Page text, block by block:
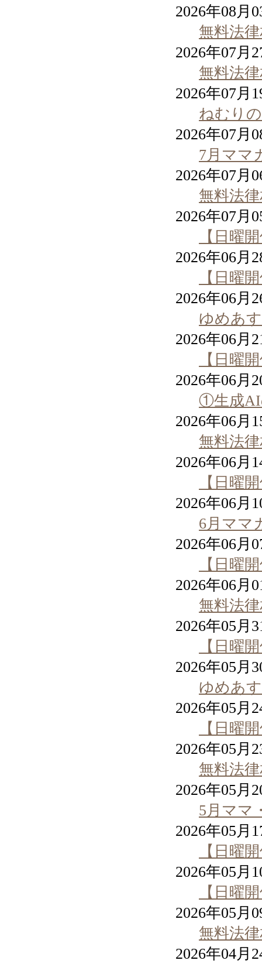
2026年08月
無料法
2026年07月
無料法
2026年07月
ねむり
2026年07月
7月ママ
2026年07月
無料法
2026年07月
【日曜
2026年06月
【日曜
2026年06月
ゆめあ
2026年06月
【日曜
2026年06月
①生成AI
2026年06月
無料法
2026年06月
【日曜
2026年06月
6月ママ
2026年06月
【日曜
2026年06月
無料法
2026年05月
【日曜
2026年05月
ゆめあ
2026年05月
【日曜
2026年05月
無料法
2026年05月
5月ママ
2026年05月
【日曜
2026年05月
【日曜
2026年05月
無料法
2026年04月